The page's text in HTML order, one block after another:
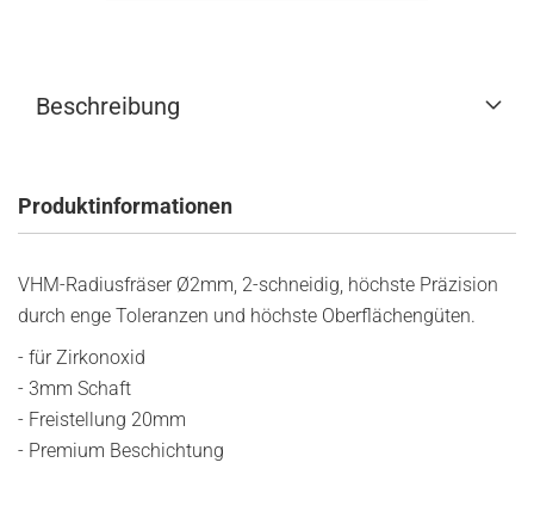
Beschreibung
Produktinformationen
VHM-Radiusfräser Ø2mm, 2-schneidig, höchste Präzision
durch enge Toleranzen und höchste Oberflächengüten.
- für Zirkonoxid
- 3mm Schaft
- Freistellung 20mm
- Premium Beschichtung